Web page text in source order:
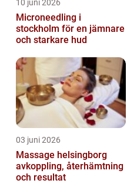
10 juni 2026
Microneedling i
stockholm för en jämnare
och starkare hud
03 juni 2026
Massage helsingborg
avkoppling, återhämtning
och resultat